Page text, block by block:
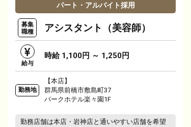
パート・アルバイト採用
募集
職種
アシスタント（美容師）
給与
時給 1,100円 ～ 1,250円
勤務地
【本店】
群馬県前橋市敷島町37
パークホテル楽々園1F
勤務店舗は本店・岩神店と通いやすい店舗を希望